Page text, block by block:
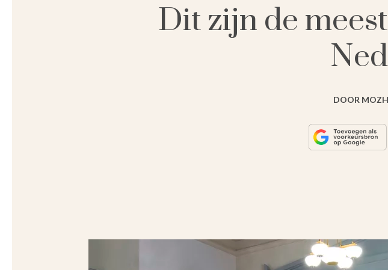
Dit zijn de
DOOR